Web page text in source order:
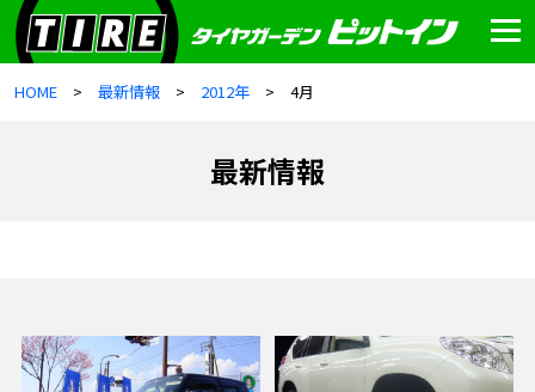
HOME 最新情報 2012年 4月
最新情報